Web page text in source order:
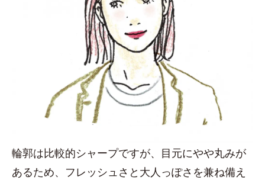
輪郭は比較的シャープですが、目元にやや丸みが
あるため、フレッシュさと大人っぽさを兼ね備え